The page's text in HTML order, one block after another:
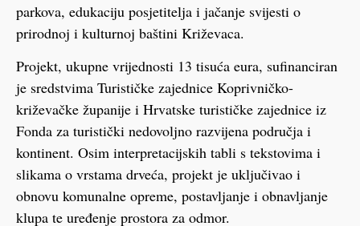
parkova, edukaciju posjetitelja i jačanje svijesti o
prirodnoj i kulturnoj baštini Križevaca.
Projekt, ukupne vrijednosti 13 tisuća eura, sufinanciran
je sredstvima Turističke zajednice Koprivničko-
križevačke županije i Hrvatske turističke zajednice iz
Fonda za turistički nedovoljno razvijena područja i
kontinent. Osim interpretacijskih tabli s tekstovima i
slikama o vrstama drveća, projekt je uključivao i
obnovu komunalne opreme, postavljanje i obnavljanje
klupa te uređenje prostora za odmor.